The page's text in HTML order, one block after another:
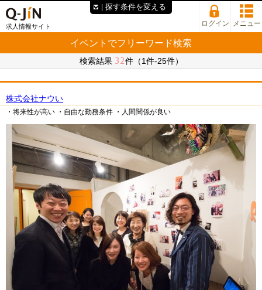
求人情報サイト ログイン メニュー
イベントでフリーワード検索
検索結果 32件（1件-25件）
株式会社ナウい
・将来性が高い ・自由な勤務条件 ・人間関係が良い
探す条件を変える